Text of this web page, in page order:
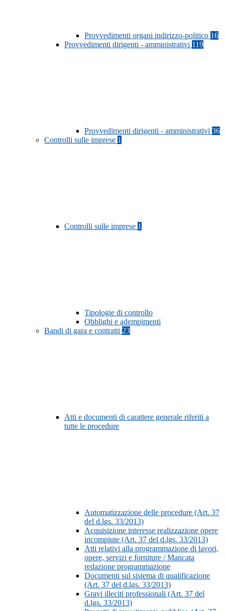
Provvedimenti organi indirizzo-politico 16
Provvedimenti dirigenti - amministrativi 119
Provvedimenti dirigenti - amministrativi 36
Controlli sulle imprese 1
Controlli sulle imprese 1
Tipologie di controllo
Obblighi e adempimenti
Bandi di gara e contratti 23
Atti e documenti di carattere generale riferiti a
tutte le procedure
Automatizzazione delle procedure (Art. 37
del d.lgs. 33/2013)
Acquisizione interesse realizzazione opere
incompiute (Art. 37 del d.lgs. 33/2013)
Atti relativi alla programmazione di lavori,
opere, servizi e forniture / Mancata
redazione programmazione
Documenti sul sistema di qualificazione
(Art. 37 del d.lgs. 33/2013)
Gravi illeciti professionali (Art. 37 del
d.lgs. 33/2013)